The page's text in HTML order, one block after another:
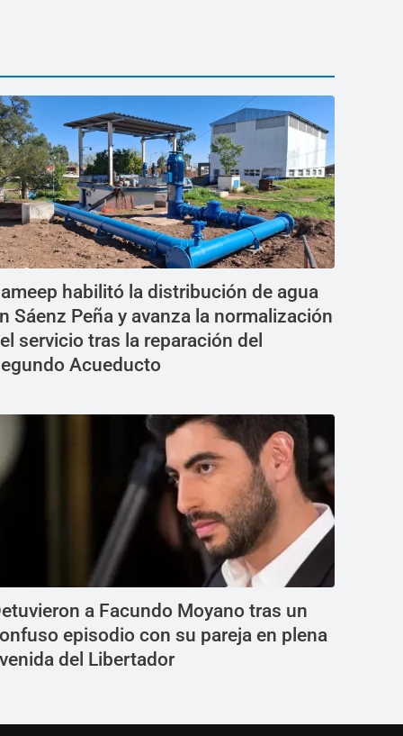
habilitó la distribución de agua
Sáenz Peña y avanza la normalización
servicio tras la reparación del
Acueducto
a Facundo Moyano tras un
episodio con su pareja en plena
del Libertador